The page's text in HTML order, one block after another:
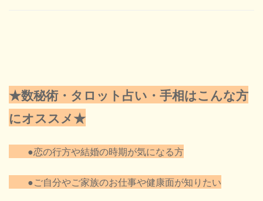
★数秘術・タロット占い・手相はこんな方
にオススメ★
●恋の行方や結婚の時期が気になる方
●ご自分やご家族のお仕事や健康面が知りたい